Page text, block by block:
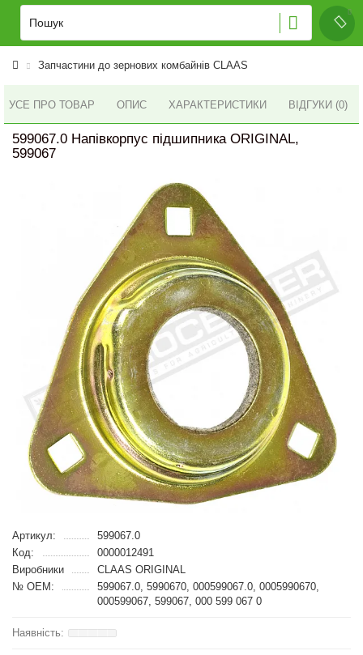
Запчастини до зернових комбайнів CLAAS
УСЕ ПРО ТОВАР ОПИС ХАРАКТЕРИСТИКИ ВІДГУКИ (0)
599067.0 Напівкорпус підшипника ORIGINAL,
599067
Артикул:
599067.0
Код:
0000012491
Виробники
CLAAS ORIGINAL
№ OEM:
599067.0, 5990670, 000599067.0, 0005990670,
000599067, 599067, 000 599 067 0